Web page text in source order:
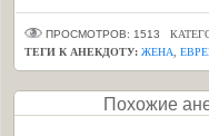
ПРОСМОТРОВ: 1513
ТЕГИ К АНЕКДОТУ: ЖЕНА
Похожие